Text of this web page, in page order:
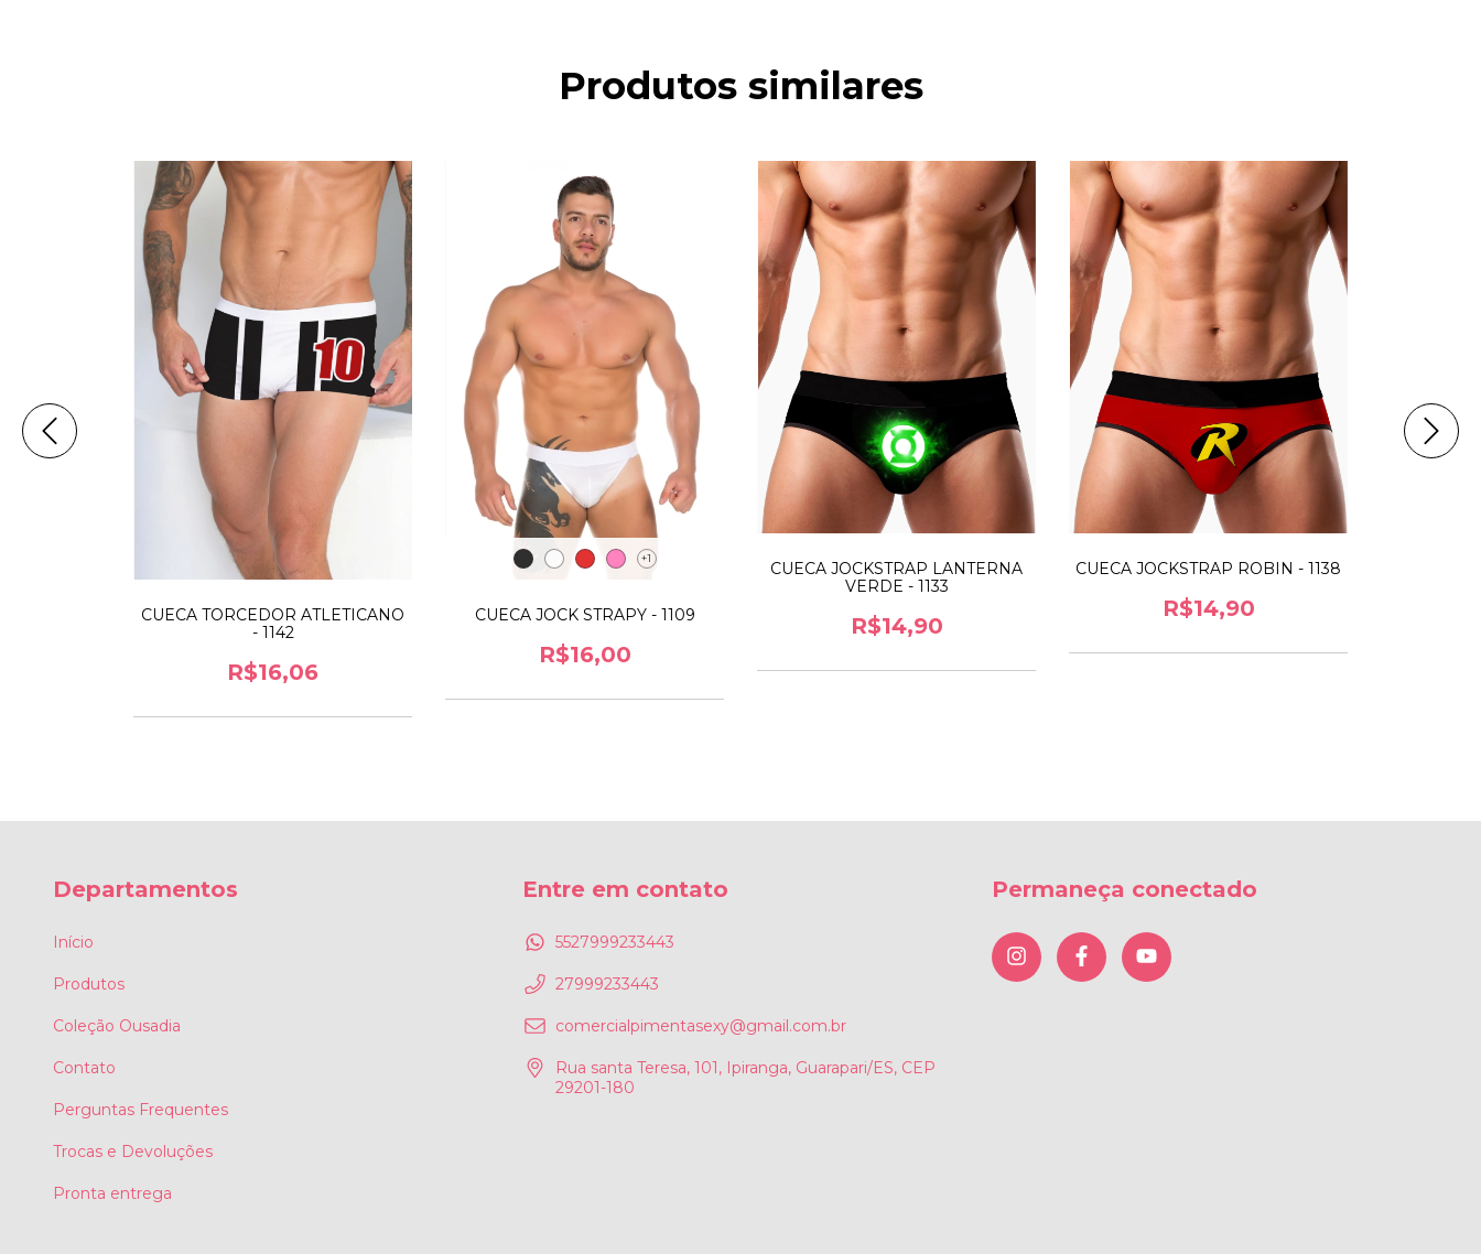
Produtos similares
CUECA TORCEDOR ATLETICANO
- 1142
R$16,06
+1
CUECA JOCK STRAPY - 1109
R$16,00
CUECA JOCKSTRAP LANTERNA
VERDE - 1133
R$14,90
CUECA JOCKSTRAP ROBIN - 1138
R$14,90
Departamentos
Início
Produtos
Coleção Ousadia
Contato
Perguntas Frequentes
Trocas e Devoluções
Pronta entrega
Entre em contato
5527999233443
27999233443
comercialpimentasexy@gmail.com.br
Rua santa Teresa, 101, Ipiranga, Guarapari/ES, CEP
29201-180
Permaneça conectado